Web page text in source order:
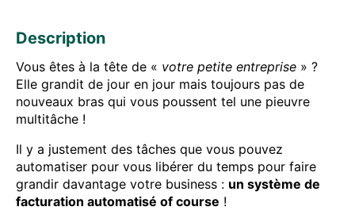
Description
Vous êtes à la tête de « votre petite entreprise » ?
Elle grandit de jour en jour mais toujours pas de
nouveaux bras qui vous poussent tel une pieuvre
multitâche !
Il y a justement des tâches que vous pouvez
automatiser pour vous libérer du temps pour faire
grandir davantage votre business : un système de
facturation automatisé of course !